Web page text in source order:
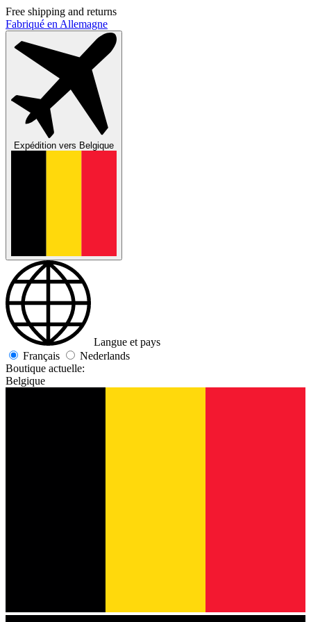
Free shipping and returns
Fabriqué en Allemagne
Expédition vers Belgique
Langue et pays
Français
Nederlands
Boutique actuelle:
Belgique